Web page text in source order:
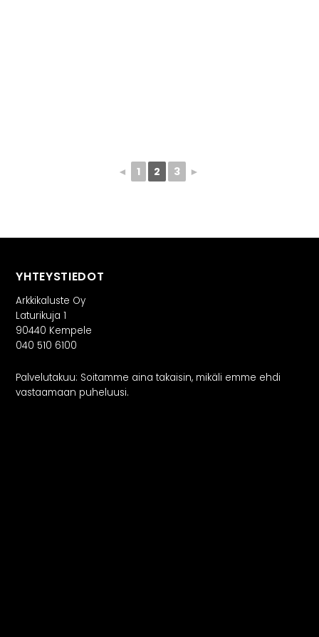
◄ 1 2 3 ►
YHTEYSTIEDOT
Arkkikaluste Oy
Laturikuja 1
90440 Kempele
040 510 6100
Palvelutakuu: Soitamme aina takaisin, mikäli emme ehdi
vastaamaan puheluusi.